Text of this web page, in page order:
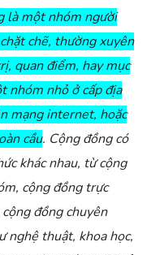
là một nhóm người
chẽ, thường xuyên
quan điểm, hay mục
nhóm nhỏ ở cấp địa
mạng internet, hoặc
cầu. Cộng đồng có
khác nhau, từ cộng
cộng đồng trực
đồng chuyên
nghệ thuật, khoa học,